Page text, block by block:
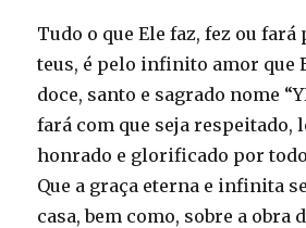
Tudo o que Ele faz, fez ou
teus, é pelo infinito amor que
doce, santo e sagrado nome
fará com que seja respeitado,
honrado e glorificado por
Que a graça eterna e infinita
casa, bem como, sobre a obra